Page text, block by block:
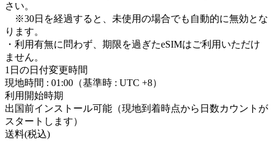
さい。
※30日を経過すると、未使用の場合でも自動的に無効とな
ります。
・利用有無に問わず、期限を過ぎたeSIMはご利用いただけ
ません。
1日の日付変更時間
現地時間 : 01:00（基準時 : UTC +8）
利用開始時期
出国前インストール可能（現地到着時点から日数カウントが
スタートします）
送料(税込)